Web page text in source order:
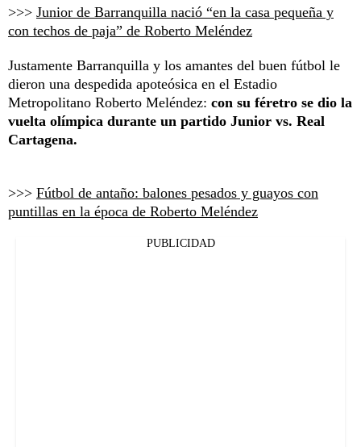
>>> Junior de Barranquilla nació “en la casa pequeña y
con techos de paja” de Roberto Meléndez
Justamente Barranquilla y los amantes del buen fútbol le
dieron una despedida apoteósica en el Estadio
Metropolitano Roberto Meléndez: con su féretro se dio la
vuelta olímpica durante un partido Junior vs. Real
Cartagena.
>>> Fútbol de antaño: balones pesados y guayos con
puntillas en la época de Roberto Meléndez
PUBLICIDAD